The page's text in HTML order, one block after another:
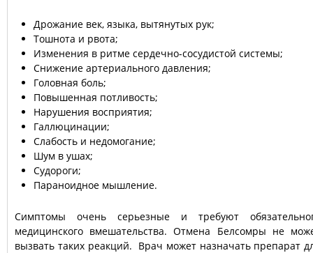
Дрожание век, языка, вытянутых рук;
Тошнота и рвота;
Изменения в ритме сердечно-сосудистой системы;
Снижение артериального давления;
Головная боль;
Повышенная потливость;
Нарушения восприятия;
Галлюцинации;
Слабость и недомогание;
Шум в ушах;
Судороги;
Параноидное мышление.
Симптомы очень серьезные и требуют
медицинского вмешательства. Отмена Белсомры не
вызвать таких реакций. Врач может назначать препарат